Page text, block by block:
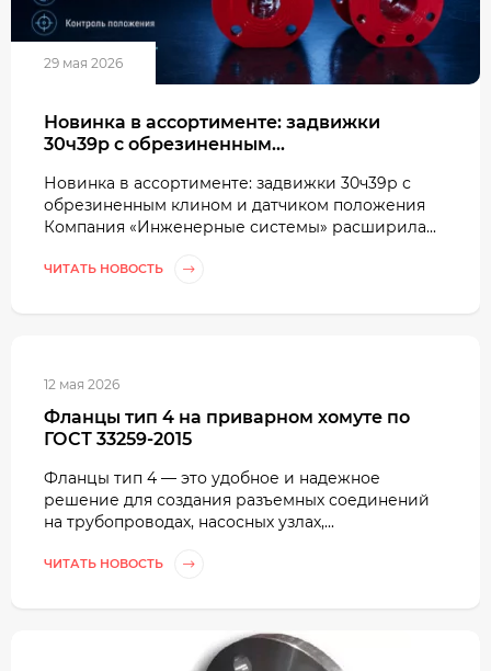
29 мая 2026
Новинка в ассортименте: задвижки
30ч39р с обрезиненным...
Новинка в ассортименте: задвижки 30ч39р с
обрезиненным клином и датчиком положения
Компания «Инженерные системы» расширила...
ЧИТАТЬ НОВОСТЬ
12 мая 2026
Фланцы тип 4 на приварном хомуте по
ГОСТ 33259-2015
Фланцы тип 4 — это удобное и надежное
решение для создания разъемных соединений
на трубопроводах, насосных узлах,...
ЧИТАТЬ НОВОСТЬ